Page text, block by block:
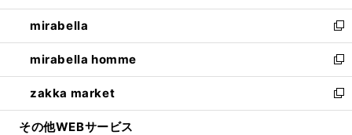
開
く
ウ
で
開
く
ン
ド
ウ
で
開
く
ウ
ィ
ン
ド
ウ
で
開
し
い
ウ
ィ
ン
ド
ウ
mirabella
新
し
い
ウ
ィ
ン
mirabella homme
新
し
い
ウ
zakka market
新
し
その他WEBサービス